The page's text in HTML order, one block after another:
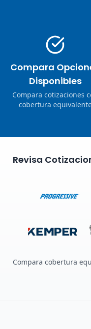
Compara
Disponibles
Compara cotizaciones
cobertura
Revisa
Compara cobertura